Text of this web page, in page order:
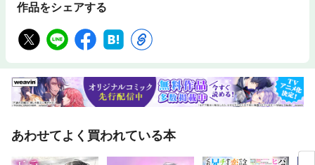
作品をシェアする
あわせてよく買われている本